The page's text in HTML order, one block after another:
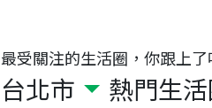
最受關注的生活圈，你跟上了
台北市 熱門生